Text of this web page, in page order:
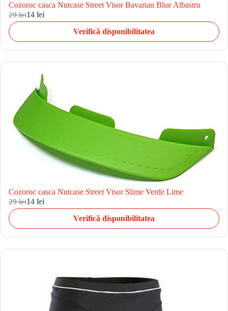
Cozoroc casca Nutcase Street Visor Bavarian Blue Albastru
29 lei14 lei
Verifică disponibilitatea
Cozoroc casca Nutcase Street Visor Slime Verde Lime
29 lei14 lei
Verifică disponibilitatea